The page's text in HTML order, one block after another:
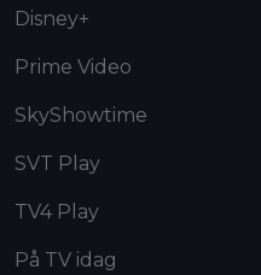
Disney+
Prime Video
SkyShowtime
SVT Play
TV4 Play
På TV idag